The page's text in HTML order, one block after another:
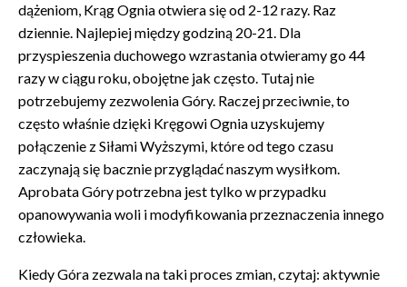
dążeniom, Krąg Ognia otwiera się od 2-12 razy. Raz
dziennie. Najlepiej między godziną 20-21. Dla
przyspieszenia duchowego wzrastania otwieramy go 44
razy w ciągu roku, obojętne jak często. Tutaj nie
potrzebujemy zezwolenia Góry. Raczej przeciwnie, to
często właśnie dzięki Kręgowi Ognia uzyskujemy
połączenie z Siłami Wyższymi, które od tego czasu
zaczynają się bacznie przyglądać naszym wysiłkom.
Aprobata Góry potrzebna jest tylko w przypadku
opanowywania woli i modyfikowania przeznaczenia innego
człowieka.
Kiedy Góra zezwala na taki proces zmian, czytaj: aktywnie